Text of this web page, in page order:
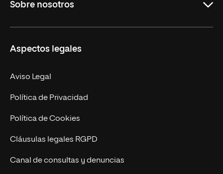
Másteres Oficiales
Doctorados
Experto Universitario
Postgrados
Cursos Universitarios
Sobre nosotros
Facultades
Nuestro Equipo
Trabaja en UNIR
Actualidad
UNIR Revista
Eventos
Aspectos legales
Aviso Legal
Política de Privacidad
Política de Cookies
Cláusulas legales RGPD
Canal de consultas y denuncias